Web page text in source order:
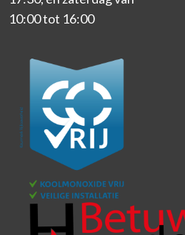
10:00 tot 16:00